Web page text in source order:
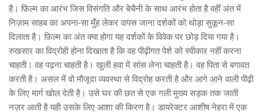
है। फ़िल्म का आरंभ जिस विसंगति और बेचैनी के साथ आरंभ होता है वहीं अंत में
निज़ाम साहब का अपना-सा मुँह लेकर वापस जाना दर्शकों को थोड़ा सुकून-सा
दिलाता है। फ़िल्म का अंत क्या होगा यह दर्शकों के विवेक पर छोड़ दिया गया है।
रुखसार का विद्रोही होना दिखाता है कि वह पीढ़ीगत पेशे को स्वीकार नहीं करना
चाहती। वह पढ़ना चाहती है। खुली हवा में सांस लेना चाहती है। वह पिता से बगावत
करती है। असल में वो मौजूदा व्यवस्था से विद्रोह करती है और आगे आने वाली पीढ़ी
के लिए मार्ग खोल देती है। उसे घर की छत से एक गली मुख्य सड़क तक जाती
नज़र आती है यही उसके लिए आशा की किरण है। डायरेक्टर आशीष नेहरा में एक